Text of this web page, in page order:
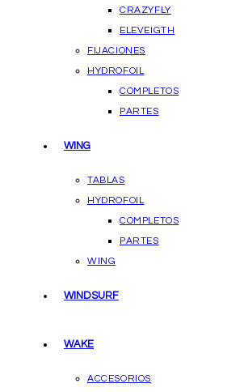
CRAZYFLY
ELEVEIGTH
FIJACIONES
HYDROFOIL
COMPLETOS
PARTES
WING
TABLAS
HYDROFOIL
COMPLETOS
PARTES
WING
WINDSURF
WAKE
ACCESORIOS